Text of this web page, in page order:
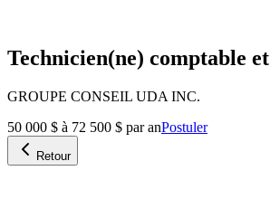
Technicien(ne) comptable
GROUPE CONSEIL UDA INC.
50 000 $ à 72 500 $ par anPostuler
Retour